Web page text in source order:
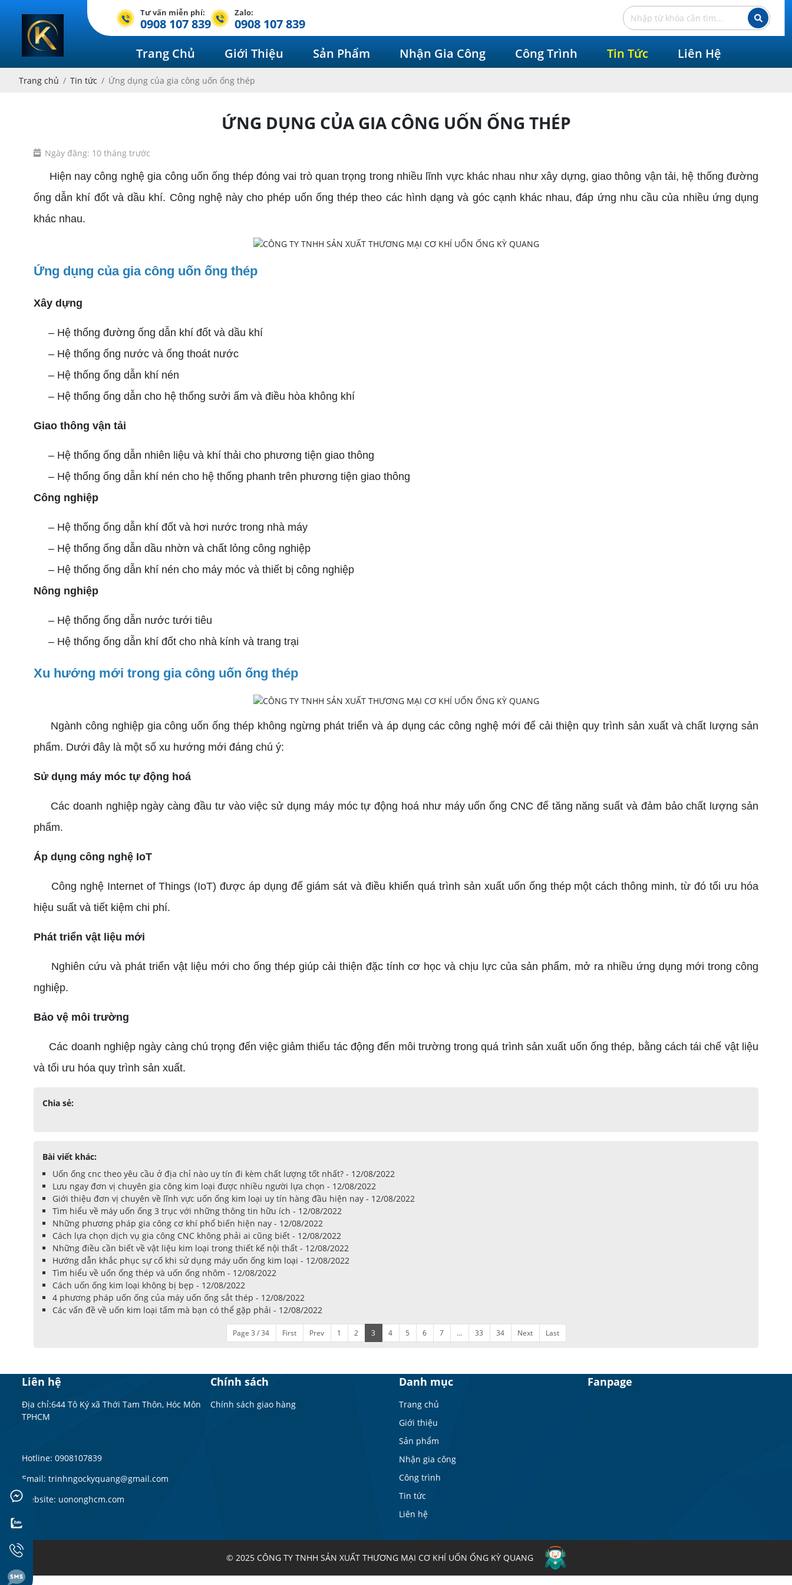
Tư vấn miễn phí:
0908 107 839
Zalo:
0908 107 839
Trang Chủ
Giới Thiệu Sản Phẩm Nhận Gia Công Công Trình Tin Tức Liên Hệ
Trang chủ Tin tức Ứng dụng của gia công uốn ống thép
ỨNG DỤNG CỦA GIA CÔNG UỐN ỐNG THÉP
Ngày đăng: 10 tháng trước
Hiện nay công nghệ gia công uốn ống thép đóng vai trò quan trọng trong nhiều lĩnh vực khác nhau như xây dựng, giao thông vận tải, hệ thống đường
ống dẫn khí đốt và dầu khí. Công nghệ này cho phép uốn ống thép theo các hình dạng và góc cạnh khác nhau, đáp ứng nhu cầu của nhiều ứng dụng
khác nhau.
Ứng dụng của gia công uốn ống thép
Xây dựng
– Hệ thống đường ống dẫn khí đốt và dầu khí
– Hệ thống ống nước và ống thoát nước
– Hệ thống ống dẫn khí nén
– Hệ thống ống dẫn cho hệ thống sưởi ấm và điều hòa không khí
Giao thông vận tải
– Hệ thống ống dẫn nhiên liệu và khí thải cho phương tiện giao thông
– Hệ thống ống dẫn khí nén cho hệ thống phanh trên phương tiện giao thông
Công nghiệp
– Hệ thống ống dẫn khí đốt và hơi nước trong nhà máy
– Hệ thống ống dẫn dầu nhờn và chất lỏng công nghiệp
– Hệ thống ống dẫn khí nén cho máy móc và thiết bị công nghiệp
Nông nghiệp
– Hệ thống ống dẫn nước tưới tiêu
– Hệ thống ống dẫn khí đốt cho nhà kính và trang trại
Xu hướng mới trong gia công uốn ống thép
Ngành công nghiệp gia công uốn ống thép không ngừng phát triển và áp dụng các công nghệ mới để cải thiện quy trình sản xuất và chất lượng sản
phẩm. Dưới đây là một số xu hướng mới đáng chú ý:
Sử dụng máy móc tự động hoá
Các doanh nghiệp ngày càng đầu tư vào việc sử dụng máy móc tự động hoá như máy uốn ống CNC để tăng năng suất và đảm bảo chất lượng sản
phẩm.
Áp dụng công nghệ IoT
Công nghệ Internet of Things (IoT) được áp dụng để giám sát và điều khiển quá trình sản xuất uốn ống thép một cách thông minh, từ đó tối ưu hóa
hiệu suất và tiết kiệm chi phí.
Phát triển vật liệu mới
Nghiên cứu và phát triển vật liệu mới cho ống thép giúp cải thiện đặc tính cơ học và chịu lực của sản phẩm, mở ra nhiều ứng dụng mới trong công
nghiệp.
Bảo vệ môi trường
Các doanh nghiệp ngày càng chú trọng đến việc giảm thiểu tác động đến môi trường trong quá trình sản xuất uốn ống thép, bằng cách tái chế vật liệu
và tối ưu hóa quy trình sản xuất.
Chia sẻ:
Bài viết khác:
Uốn ống cnc theo yêu cầu ở địa chỉ nào uy tín đi kèm chất lượng tốt nhất? - 12/08/2022
Lưu ngay đơn vị chuyên gia công kim loại được nhiều người lựa chọn - 12/08/2022
Giới thiệu đơn vị chuyên về lĩnh vực uốn ống kim loại uy tín hàng đầu hiện nay - 12/08/2022
Tìm hiểu về máy uốn ống 3 trục với những thông tin hữu ích - 12/08/2022
Những phương pháp gia công cơ khí phổ biến hiện nay - 12/08/2022
Cách lựa chọn dịch vụ gia công CNC không phải ai cũng biết - 12/08/2022
Những điều cần biết về vật liệu kim loại trong thiết kế nội thất - 12/08/2022
Hướng dẫn khắc phục sự cố khi sử dụng máy uốn ống kim loại - 12/08/2022
Tìm hiểu về uốn ống thép và uốn ống nhôm - 12/08/2022
Cách uốn ống kim loại không bị bẹp - 12/08/2022
4 phương pháp uốn ống của máy uốn ống sắt thép - 12/08/2022
Các vấn đề về uốn kim loại tấm mà bạn có thể gặp phải - 12/08/2022
Page 3 / 34 First Prev 1 2 3 4 5 6 7 ... 33 34 Next Last
Liên hệ
Địa chỉ:644 Tô Ký xã Thới Tam Thôn, Hóc Môn
TPHCM
Hotline: 0908107839
Email: trinhngockyquang@gmail.com
Website: uononghcm.com
Chính sách
Chính sách giao hàng
Danh mục
Trang chủ
Giới thiệu
Sản phẩm
Nhận gia công
Công trình
Tin tức
Liên hệ
Fanpage
© 2025 CÔNG TY TNHH SẢN XUẤT THƯƠNG MẠI CƠ KHÍ UỐN ỐNG KỲ QUANG